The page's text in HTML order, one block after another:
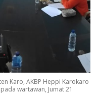
Karo, AKBP Heppi Karokaro
wartawan, Jumat 21